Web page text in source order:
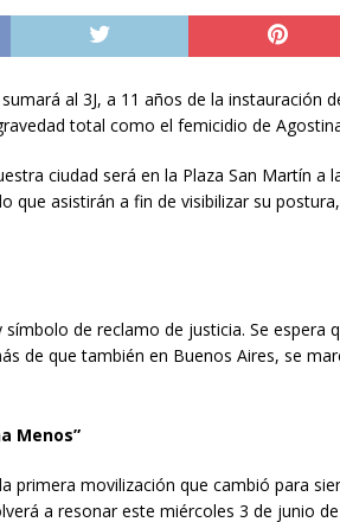
al 3J, a 11 años de la instauración
total como el femicidio de
ciudad será en la Plaza San Martín a
que asistirán a fin de visibilizar su
símbolo de reclamo de justicia. Se espera
de que también en Buenos Aires, se
Menos”
primera movilización que cambió para
a resonar este miércoles 3 de junio